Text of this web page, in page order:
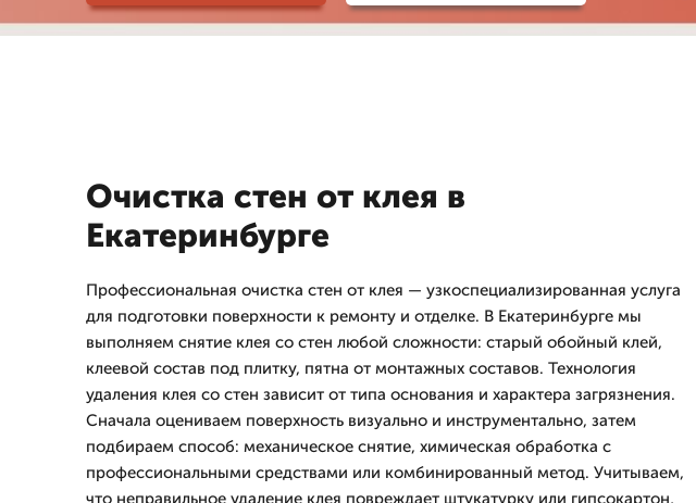
Очистка стен от клея в
Екатеринбурге
Профессиональная очистка стен от клея — узкоспециализированная услуга
для подготовки поверхности к ремонту и отделке. В Екатеринбурге мы
выполняем снятие клея со стен любой сложности: старый обойный клей,
клеевой состав под плитку, пятна от монтажных составов. Технология
удаления клея со стен зависит от типа основания и характера загрязнения.
Сначала оцениваем поверхность визуально и инструментально, затем
подбираем способ: механическое снятие, химическая обработка с
профессиональными средствами или комбинированный метод. Учитываем,
что неправильное удаление клея повреждает штукатурку или гипсокартон,